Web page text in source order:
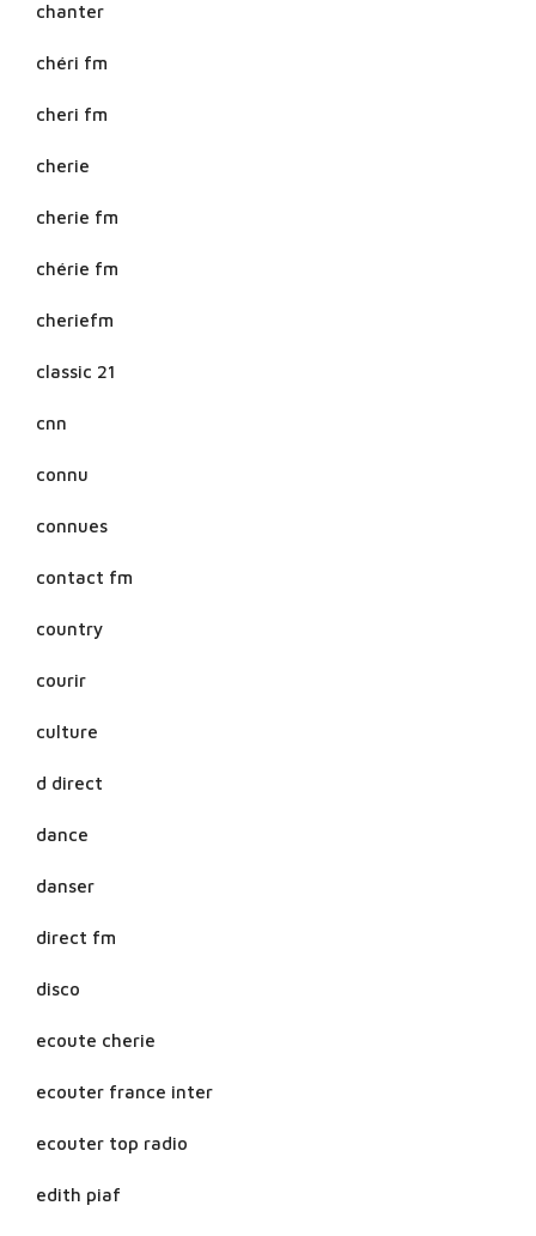
chanter
chéri fm
cheri fm
cherie
cherie fm
chérie fm
cheriefm
classic 21
cnn
connu
connues
contact fm
country
courir
culture
d direct
dance
danser
direct fm
disco
ecoute cherie
ecouter france inter
ecouter top radio
edith piaf